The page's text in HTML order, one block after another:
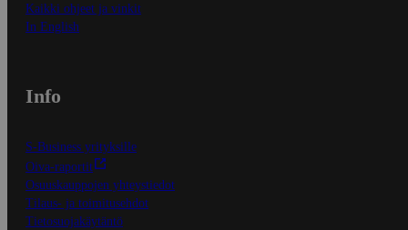
Kaikki ohjeet ja vinkit
In English
Info
S-Business yrityksille
Oiva-raportit
Osuuskauppojen yhteystiedot
Tilaus- ja toimitusehdot
Tietosuojakäytäntö